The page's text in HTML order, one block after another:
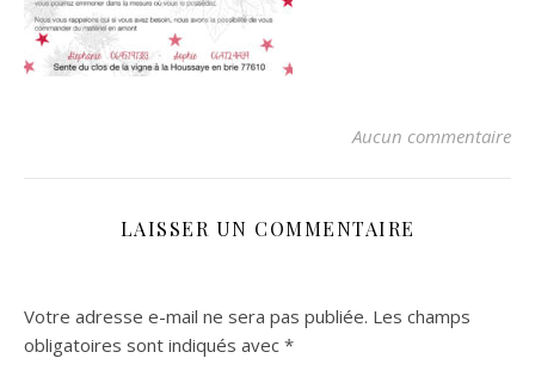
Aucun commentaire
LAISSER UN COMMENTAIRE
Votre adresse e-mail ne sera pas publiée. Les champs
obligatoires sont indiqués avec *